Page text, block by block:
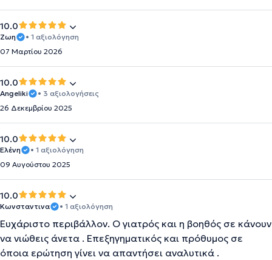
10.0
Ζωη
• 1 αξιολόγηση
07 Μαρτίου 2026
10.0
Angeliki
• 3 αξιολογήσεις
26 Δεκεμβρίου 2025
10.0
Ελένη
• 1 αξιολόγηση
09 Αυγούστου 2025
10.0
Κωνσταντινα • 1 αξιολόγηση
Ευχάριστο περιβάλλον. Ο γιατρός και η βοηθός σε κάνουν
να νιώθεις άνετα . Επεξηγηματικός και πρόθυμος σε
όποια ερώτηση γίνει να απαντήσει αναλυτικά .